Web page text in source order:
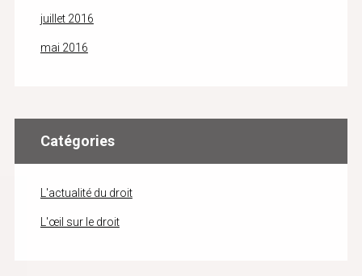
juillet 2016
mai 2016
Catégories
L'actualité du droit
L'œil sur le droit